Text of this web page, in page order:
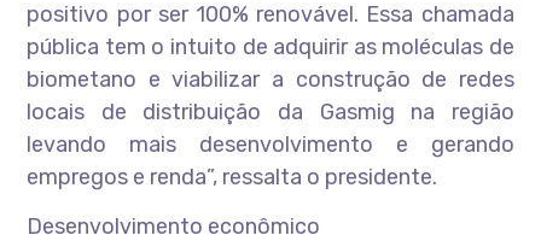
positivo por ser 100% renovável. Essa chamada
pública tem o intuito de adquirir as moléculas de
biometano e viabilizar a construção de redes
locais de distribuição da Gasmig na região
levando mais desenvolvimento e gerando
empregos e renda”, ressalta o presidente.
Desenvolvimento econômico